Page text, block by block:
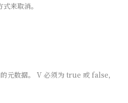
来取消。
元数据。 V 必须为 true 或 false，